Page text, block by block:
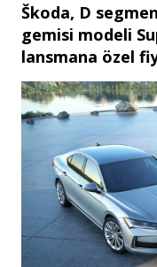
Škoda, D
gemisi modeli
lansmana özel